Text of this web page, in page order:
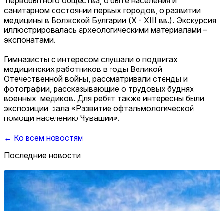
санитарном состоянии первых городов, о развитии
медицины в Волжской Булгарии (X - XIII вв.). Экскурсия
иллюстрировалась археологическими материалами –
экспонатами.
Гимназисты с интересом слушали о подвигах
медицинских работников в годы Великой
Отечественной войны, рассматривали стенды и
фотографии, рассказывающие о трудовых буднях
военных медиков. Для ребят также интересны были
экспозиции зала «Развитие офтальмологической
помощи населению Чувашии».
← Ко всем новостям
Последние новости